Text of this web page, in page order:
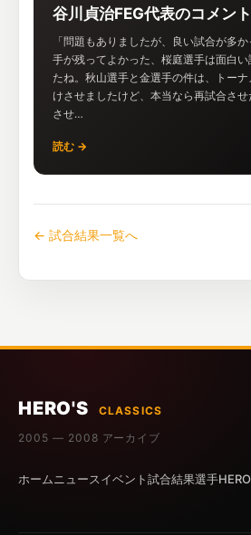
谷川貞治FEG代表のコメント
「問題もありましたが、良い試合が多
手が残ってよかった、桜庭選手は面白
たね。秋山選手と金選手の件は、トー
けさせましたけど、本当なら再試合さ
させ…
読む →
← 試合結果一覧へ
HERO'S
CLASSICS
2005 — 2008 アーカイブ
ホームニュースイベント試合結果選手